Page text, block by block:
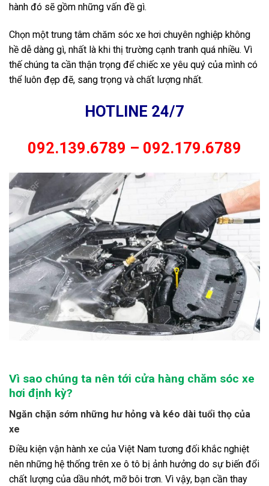
hành đó sẽ gồm những vấn đề gì.
Chọn một trung tâm chăm sóc xe hơi chuyên nghiệp không
hề dễ dàng gì, nhất là khi thị trường cạnh tranh quá nhiều. Vì
thế chúng ta cần thận trọng để chiếc xe yêu quý của mình có
thể luôn đẹp đẽ, sang trọng và chất lượng nhất.
HOTLINE 24/7
092.139.6789 – 092.179.6789
Vì sao chúng ta nên tới cửa hàng chăm sóc xe
hơi định kỳ?
Ngăn chặn sớm những hư hỏng và kéo dài tuổi thọ của
xe
Điều kiện vận hành xe của Việt Nam tương đối khắc nghiệt
nên những hệ thống trên xe ô tô bị ảnh hưởng do sự biến đổi
chất lượng của dầu nhớt, mỡ bôi trơn. Vì vậy, bạn cần thay